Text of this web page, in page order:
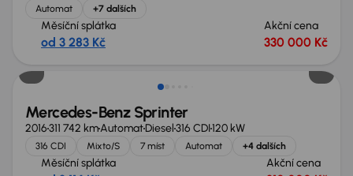
Automat
+7 dalších
Měsíční splátka
od 3 283 Kč
Akční cena
330 000 Kč
Možnost odpočtu DPH
Mercedes-Benz Sprinter
2016311 742 kmAutomatDiesel316 CDI120 kW
316 CDI Mixto/S 7 míst Automat +4 dalších
Měsíční splátka Akční cena